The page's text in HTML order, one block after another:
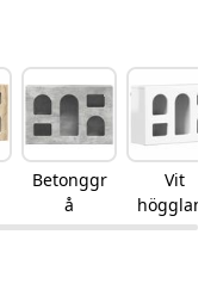
Betonggr
å
Vit
högglans